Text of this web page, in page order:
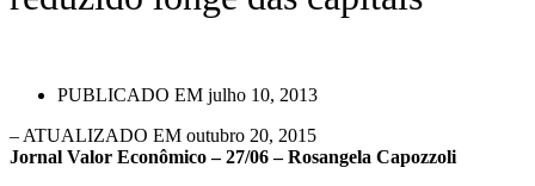
PUBLICADO EM julho 10, 2013
– ATUALIZADO EM outubro 20, 2015
Jornal Valor Econômico – 27/06 – Rosangela Capozzoli